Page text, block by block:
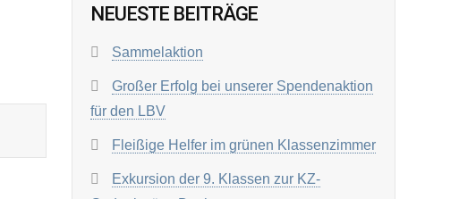
NEUESTE BEITRÄGE
Sammelaktion
Großer Erfolg bei unserer Spendenaktion
für den LBV
Fleißige Helfer im grünen Klassenzimmer
Exkursion der 9. Klassen zur KZ-